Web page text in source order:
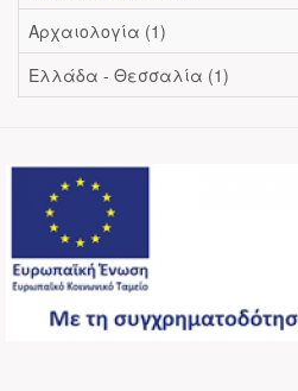
Αρχαιολογία (1)
Ελλάδα - Θεσσαλία (1)